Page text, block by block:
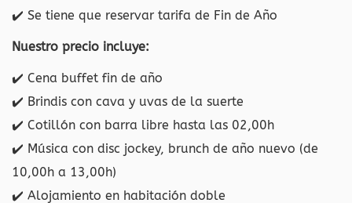
✔️ Se tiene que reservar tarifa de Fin de Año
Nuestro precio incluye:
✔️ Cena buffet fin de año
✔️ Brindis con cava y uvas de la suerte
✔️ Cotillón con barra libre hasta las 02,00h
✔️ Música con disc jockey, brunch de año nuevo (de
10,00h a 13,00h)
✔️ Alojamiento en habitación doble